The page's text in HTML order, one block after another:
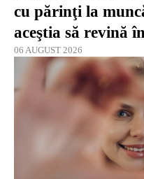
cu părinţi la
aceştia să revină
06 AUGUST 2026